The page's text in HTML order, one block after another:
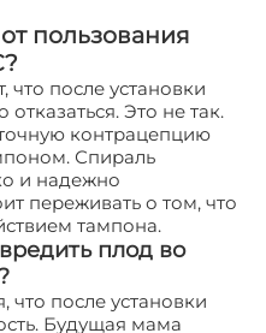
пользования
после установки
Это не так.
контрацепцию
Спираль
и надежно
переживать о том, что
тампона.
плод во
что после установки
Будущая мама